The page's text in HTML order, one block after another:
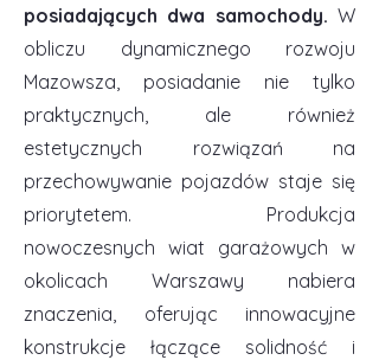
posiadających dwa samochody. W
obliczu dynamicznego rozwoju
Mazowsza, posiadanie nie tylko
praktycznych, ale również
estetycznych rozwiązań na
przechowywanie pojazdów staje się
priorytetem. Produkcja
nowoczesnych wiat garażowych w
okolicach Warszawy nabiera
znaczenia, oferując innowacyjne
konstrukcje łączące solidność i